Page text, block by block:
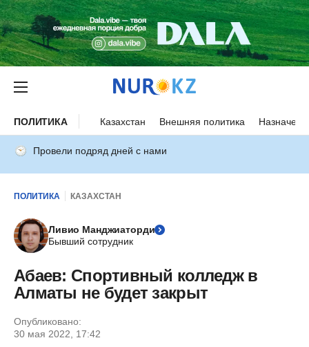
ПОЛИТИКА Казахстан Внешняя политика
Провели подряд дней с нами
ПОЛИТИКА КАЗАХСТАН
Ливио Манджиаторди
Бывший сотрудник
Абаев: Спортивный колледж в
Алматы не будет закрыт
Опубликовано:
30 мая 2022, 17:42